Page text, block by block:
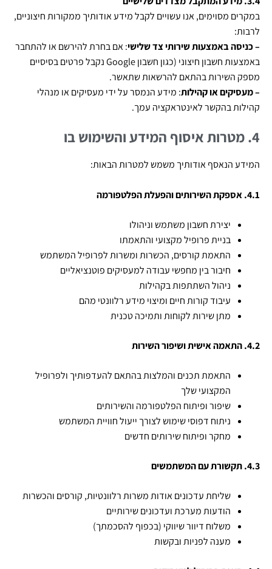
במקרים מסוימים, אנו עשויים לקבל מידע אודותיך ממקורות חיצוניים,
לרבות:
– כניסה באמצעות שירותי צד שלישי: אם בחרת להירשם או להתחבר
באמצעות חשבון חיצוני (כגון חשבון
נקבל פרטים בסיסיים
מספק השירות בהתאם להרשאות שתאשר.
– מעסיקים או קהילות: מידע הנמסר על ידי מעסיקים או מנהלי
קהילות בהקשר לאינטראקציה עמך.
4. מטרות איסוף המידע והשימוש בו
המידע הנאסף אודותיך משמש למטרות הבאות:
4.1. אספקת השירותים והפעלת הפלטפורמה
יצירת חשבון משתמש וניהולו
בניית פרופיל מקצועי והתאמתו
התאמת קורסים, הכשרות ומשרות לפרופיל המשתמש
חיבור בין מחפשי עבודה למעסיקים פוטנציאליים
ניהול השתתפות בקהילות
עיבוד קורות חיים ומיצוי מידע רלוונטי מהם
מתן שירות לקוחות ותמיכה טכנית
4.2. התאמה אישית ושיפור השירות
התאמת תכנים והמלצות בהתאם להעדפותיך ולפרופיל
המקצועי שלך
שיפור ופיתוח הפלטפורמה והשירותים
ניתוח דפוסי שימוש לצורך ייעול חוויית המשתמש
מחקר ופיתוח שירותים חדשים
4.3. תקשורת עם המשתמשים
שליחת עדכונים אודות משרות רלוונטיות, קורסים והכשרות
הודעות מערכת ועדכונים שירותיים
משלוח דיוור שיווקי (בכפוף להסכמתך)
מענה לפניות ובקשות